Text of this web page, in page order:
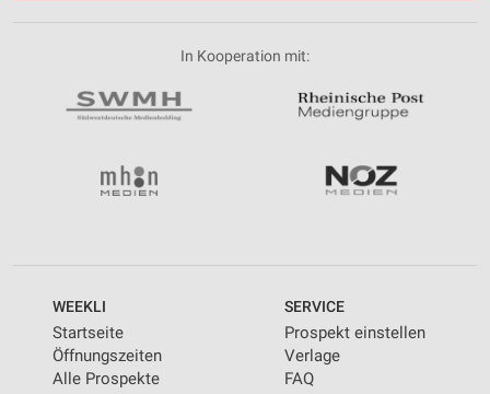
In Kooperation mit:
WEEKLI
Startseite
Öffnungszeiten
Alle Prospekte
SERVICE
Prospekt einstellen
Verlage
FAQ